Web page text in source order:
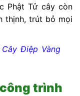
Phật Tử cây còn
thịnh, trút bỏ mọi
Cây Điệp Vàng
trình